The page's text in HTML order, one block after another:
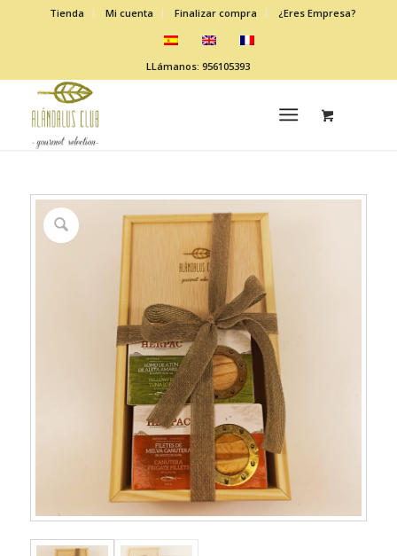
Tienda Mi cuenta Finalizar compra ¿Eres Empresa?
LLámanos: 956105393